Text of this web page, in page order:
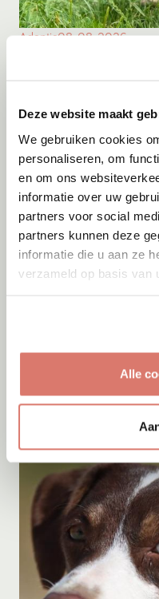
Deze website maakt
We gebruiken cookies
personaliseren, om
en om ons
informatie over uw
partners voor social
partners kunnen deze
informatie die u aan ze
verzameld op basis van
Alle
Adoptie08-08-2026
Woozles